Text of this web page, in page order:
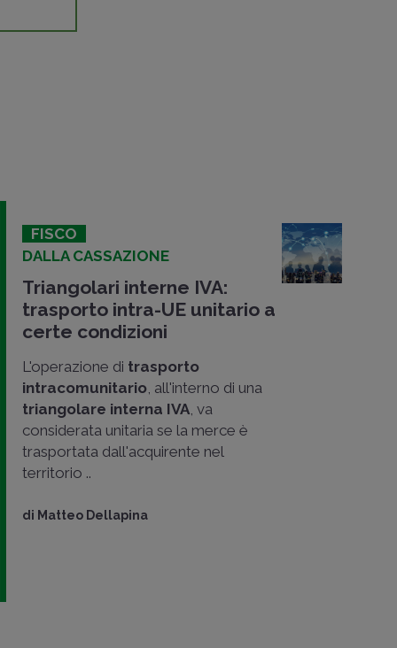
FISCO
DALLA CASSAZIONE
Triangolari interne IVA:
trasporto intra-UE unitario a
certe condizioni
L'operazione di trasporto
intracomunitario , all'interno di una
triangolare interna IVA , va
considerata unitaria se la merce è
trasportata dall'acquirente nel
territorio ..
di Matteo Dellapina